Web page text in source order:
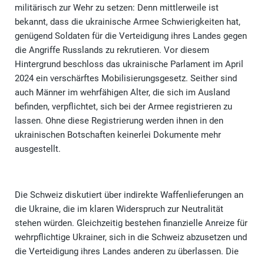
militärisch zur Wehr zu setzen: Denn mittlerweile ist
bekannt, dass die ukrainische Armee Schwierigkeiten hat,
genügend Soldaten für die Verteidigung ihres Landes gegen
die Angriffe Russlands zu rekrutieren. Vor diesem
Hintergrund beschloss das ukrainische Parlament im April
2024 ein verschärftes Mobilisierungsgesetz. Seither sind
auch Männer im wehrfähigen Alter, die sich im Ausland
befinden, verpflichtet, sich bei der Armee registrieren zu
lassen. Ohne diese Registrierung werden ihnen in den
ukrainischen Botschaften keinerlei Dokumente mehr
ausgestellt.
Die Schweiz diskutiert über indirekte Waffenlieferungen an
die Ukraine, die im klaren Widerspruch zur Neutralität
stehen würden. Gleichzeitig bestehen finanzielle Anreize für
wehrpflichtige Ukrainer, sich in die Schweiz abzusetzen und
die Verteidigung ihres Landes anderen zu überlassen. Die